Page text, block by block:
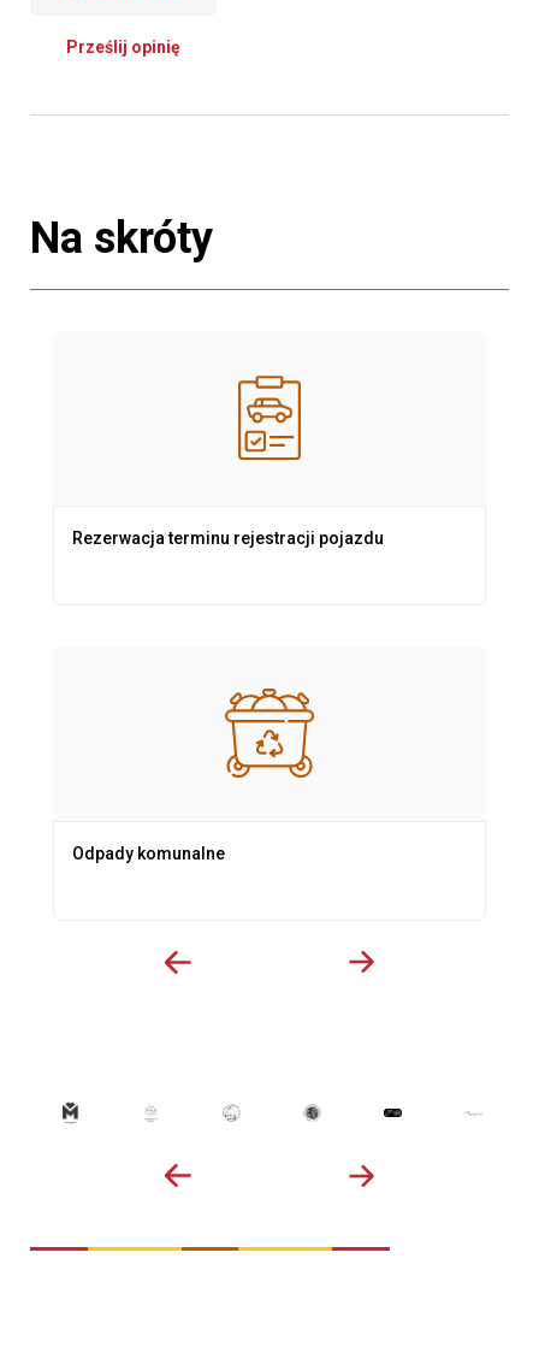
Prześlij opinię
Na skróty
Rezerwacja terminu rejestracji pojazdu
Odpady komunalne